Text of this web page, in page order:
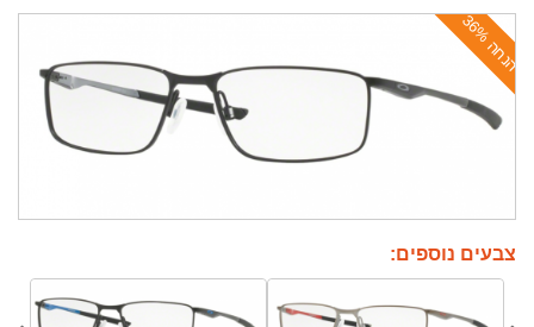
ה
נ
ח
ה
3
6
צבעים נוספים: